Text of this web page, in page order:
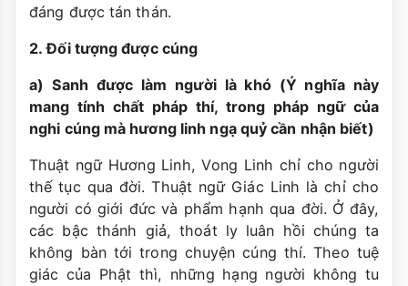
đáng được tán thán.
2. Đối tượng được cúng
a) Sanh được làm người là khó (Ý nghĩa này
mang tính chất pháp thí, trong pháp ngữ của
nghi cúng mà hương linh ngạ quỷ cần nhận biết)
Thuật ngữ Hương Linh, Vong Linh chỉ cho người
thế tục qua đời. Thuật ngữ Giác Linh là chỉ cho
người có giới đức và phẩm hạnh qua đời. Ở đây,
các bậc thánh giả, thoát ly luân hồi chúng ta
không bàn tới trong chuyện cúng thí. Theo tuệ
giác của Phật thì, những hạng người không tu